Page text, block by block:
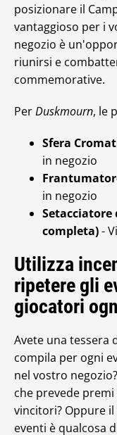
posizionare il
vantaggioso per i
negozio è
riunirsi e
commemorative.
PerDuskmourn, le
Sfera
in negozio
in negozio
completa)-
Utilizza
ripetere gli
giocatori
Avete una tessera
compila per ogni
nel vostro
che prevede
vincitori? Oppure
eventi è qualcosa